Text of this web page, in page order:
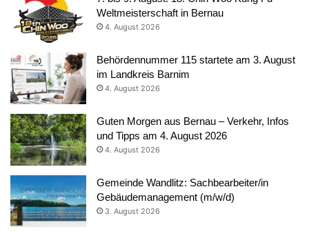
Weltmeisterschaft in Bernau
4. August 2026
Behördennummer 115 startete am 3. August
im Landkreis Barnim
4. August 2026
Guten Morgen aus Bernau – Verkehr, Infos
und Tipps am 4. August 2026
4. August 2026
Gemeinde Wandlitz: Sachbearbeiter/in
Gebäudemanagement (m/w/d)
3. August 2026